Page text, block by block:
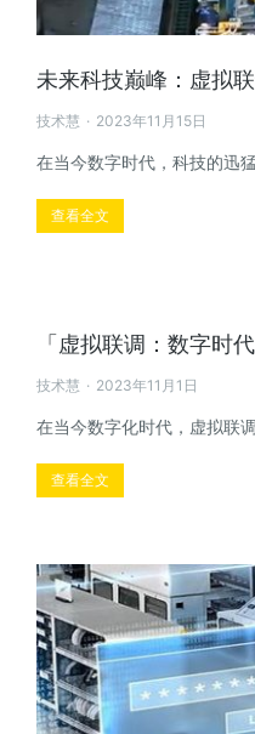
未来科技巅峰：虚拟
技术慧 2023年11月15日
在当今数字时代，科技的迅
查看全文
「虚拟联调：数字时
技术慧 2023年11月1日
在当今数字化时代，虚拟联
查看全文